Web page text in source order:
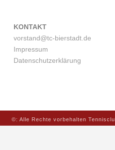
KONTAKT
vorstand@tc-bierstadt.de
Impressum
Datenschutzerklärung
©: Alle Rechte vorbehalten